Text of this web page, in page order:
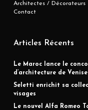
Architectes / Décorateurs
Contact
Articles Récents
Le Maroc lance le
d’architecture de Venise
Seletti enrichit sa
visages
Le nouvel Alfa Romeo